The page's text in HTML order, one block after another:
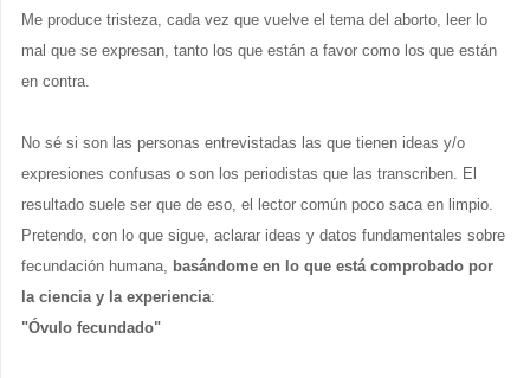
Me produce tristeza, cada vez que vuelve el tema del aborto, leer lo
mal que se expresan, tanto los que están a favor como los que están
en contra.
No sé si son las personas entrevistadas las que tienen ideas y/o
expresiones confusas o son los periodistas que las transcriben. El
resultado suele ser que de eso, el lector común poco saca en limpio.
Pretendo, con lo que sigue, aclarar ideas y datos fundamentales sobre
fecundación humana, basándome en lo que está comprobado por
la ciencia y la experiencia:
"Óvulo fecundado"